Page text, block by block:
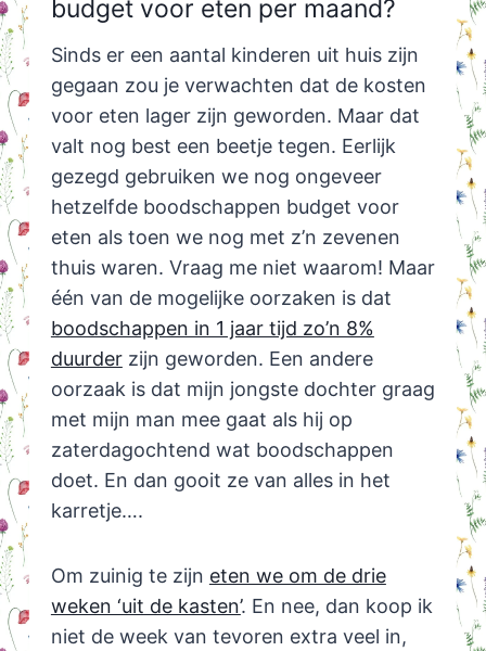
budget voor eten per maand?
Sinds er een aantal kinderen uit huis zijn
gegaan zou je verwachten dat de kosten
voor eten lager zijn geworden. Maar dat
valt nog best een beetje tegen. Eerlijk
gezegd gebruiken we nog ongeveer
hetzelfde boodschappen budget voor
eten als toen we nog met z’n zevenen
thuis waren. Vraag me niet waarom! Maar
één van de mogelijke oorzaken is dat
boodschappen in 1 jaar tijd zo’n 8%
duurderzijn geworden. Een andere
oorzaak is dat mijn jongste dochter graag
met mijn man mee gaat als hij op
zaterdagochtend wat boodschappen
doet. En dan gooit ze van alles in het
karretje….
Om zuinig te zijn eten we om de drie
weken ‘uit de kasten’. En nee, dan koop ik
niet de week van tevoren extra veel in,